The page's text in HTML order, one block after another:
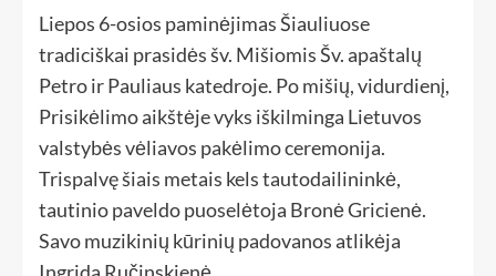
Liepos 6-osios paminėjimas Šiauliuose
tradiciškai prasidės šv. Mišiomis Šv. apaštalų
Petro ir Pauliaus katedroje. Po mišių, vidurdienį,
Prisikėlimo aikštėje vyks iškilminga Lietuvos
valstybės vėliavos pakėlimo ceremonija.
Trispalvę šiais metais kels tautodailininkė,
tautinio paveldo puoselėtoja Bronė Gricienė.
Savo muzikinių kūrinių padovanos atlikėja